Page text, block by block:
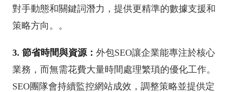
對手動態和關鍵詞潛力，提供更精準的數據支援和
策略方向。。
3. 節省時間與資源： 外包SEO讓企業能專注於核心
業務，而無需花費大量時間處理繁瑣的優化工作。
SEO團隊會持續監控網站成效，調整策略並提供定